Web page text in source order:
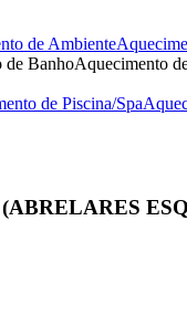
Aquecimento